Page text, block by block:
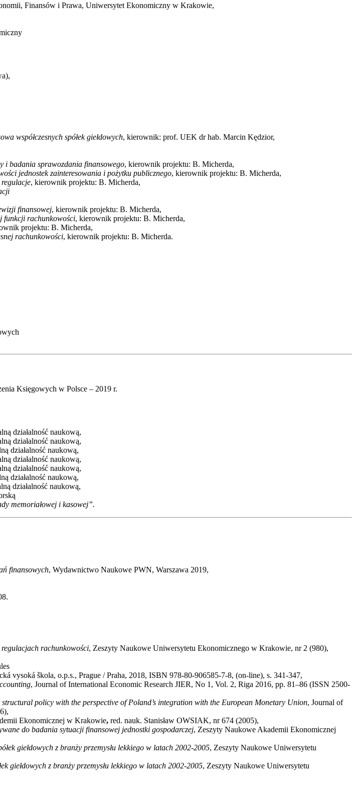
Finansów i Prawa, Uniwersytet Ekonomiczny w Krakowie,
współczesnych spółek giełdowych, kierownik: prof. UEK dr hab. Marcin Kędzior,
i badania sprawozdania finansowego, kierownik projektu: B. Micherda,
jednostek zainteresowania i pożytku publicznego, kierownik projektu: B. Micherda,
regulacje, kierownik projektu: B. Micherda,
finansowej, kierownik projektu: B. Micherda,
funkcji rachunkowości, kierownik projektu: B. Micherda,
projektu: B. Micherda,
rachunkowości, kierownik projektu: B. Micherda.
Księgowych w Polsce – 2019 r.
działalność naukową,
działalność naukową,
działalność naukową,
działalność naukową,
działalność naukową,
działalność naukową,
działalność naukową,
memoriałowej i kasowej”.
finansowych, Wydawnictwo Naukowe PWN, Warszawa 2019,
rachunkowości, Zeszyty Naukowe Uniwersytetu Ekonomicznego w Krakowie, nr 2 (980),
škola, o.p.s., Prague / Praha, 2018, ISBN 978-80-906585-7-8, (on-line), s. 341-347,
, Journal of International Economic Research JIER, No 1, Vol. 2, Riga 2016, pp. 81–86 (ISSN 2500-
policy with the perspective of Poland’s integration with the European Monetary Union, Journal of
Ekonomicznej w Krakowie, red. nauk. Stanisław OWSIAK, nr 674 (2005),
do badania sytuacji finansowej jednostki gospodarczej, Zeszyty Naukowe Akademii Ekonomicznej
giełdowych z branży przemysłu lekkiego w latach 2002-2005, Zeszyty Naukowe Uniwersytetu
giełdowych z branży przemysłu lekkiego w latach 2002-2005, Zeszyty Naukowe Uniwersytetu